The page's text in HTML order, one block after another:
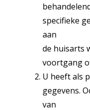
specifieke
aan
de huisarts
voortgang
U heeft als
gegevens.
van